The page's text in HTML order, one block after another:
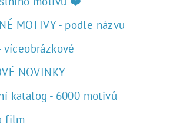
MOTIVY - podle názvu
víceobrázkové
NOVINKY
katalog - 6000 motivů
film